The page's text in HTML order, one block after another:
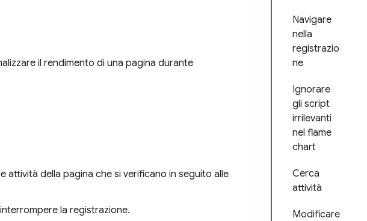
Navigare
nella
registrazio
ne
Ignorare
gli script
irrilevanti
nel flame
chart
Cerca
attività
Modificare
il rendimento di una pagina durante
attività della pagina che si verificano in seguito alle
la registrazione.